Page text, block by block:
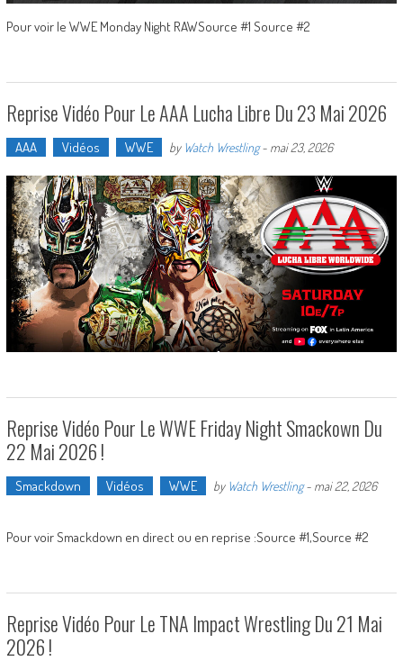
Pour voir le WWE Monday Night RAWSource #1 Source #2
Reprise Vidéo Pour Le AAA Lucha Libre Du 23 Mai 2026
AAA Vidéos WWE by Watch Wrestling- mai 23, 2026
Reprise Vidéo Pour Le WWE Friday Night Smackown Du
22 Mai 2026 !
Smackdown Vidéos WWE by Watch Wrestling- mai 22, 2026
Pour voir Smackdown en direct ou en reprise :Source #1,Source #2
Reprise Vidéo Pour Le TNA Impact Wrestling Du 21 Mai
2026 !